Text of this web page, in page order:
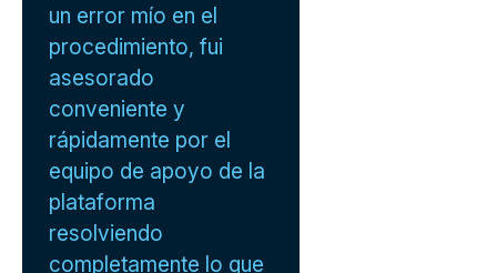
un error mío en el
procedimiento, fui
asesorado
conveniente y
rápidamente por el
equipo de apoyo de la
plataforma
resolviendo
completamente lo que